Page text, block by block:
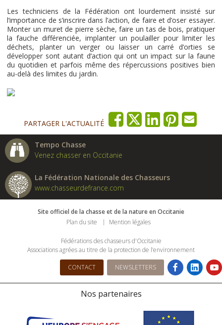
Les techniciens de la Fédération ont lourdement insisté sur
l’importance de s’inscrire dans l’action, de faire et d’oser essayer.
Monter un muret de pierre sèche, faire un tas de bois, pratiquer
la fauche différenciée, implanter un poulailler pour limiter les
déchets, planter un verger ou laisser un carré d’orties se
développer sont autant d’action qui ont un impact sur la faune
du quotidien et parfois même des répercussions positives bien
au-delà des limites du jardin.
PARTAGER L'ACTUALITÉ
Tempo Chasse
Venez chasser en Occitanie
La Fédération Nationale des Chasseurs
www.chasseurdefrance.com
Site officiel de la chasse et de la nature en Occitanie
Plan du site
Mention légales
Fédérations des chasseurs d'Occitanie
Associations agrées au titre de la protection de l’environnement
CONTACT NEWSLETTERS
Nos partenaires